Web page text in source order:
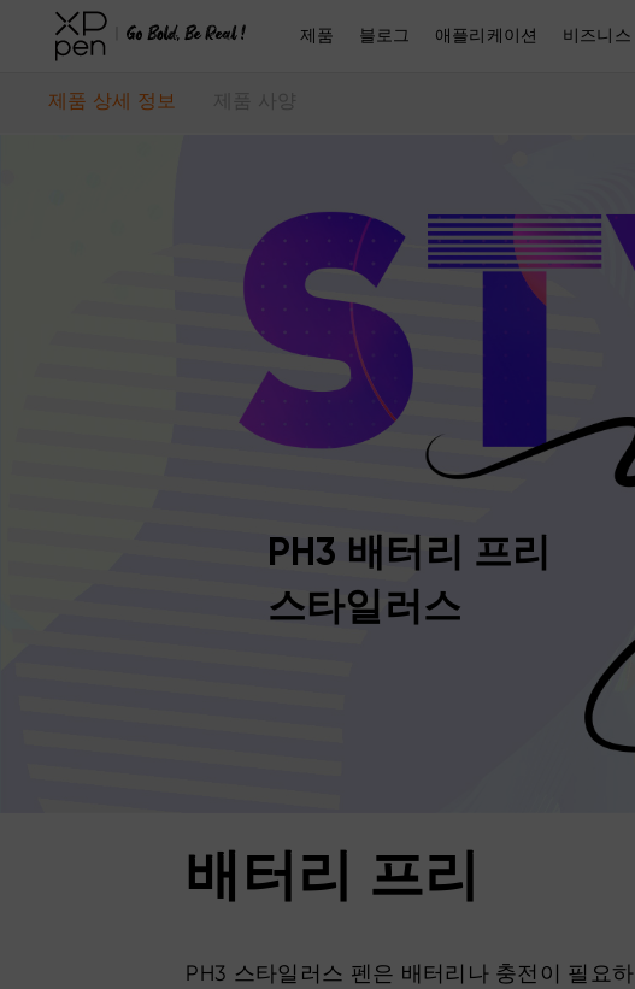
제품 블로그 애플리케이션 비즈니스
제품 상세 정보 제품 사양
PH3 배터리 프리
스타일러스
배터리 프리
PH3 스타일러스 펜은 배터리나 충전이 필요하